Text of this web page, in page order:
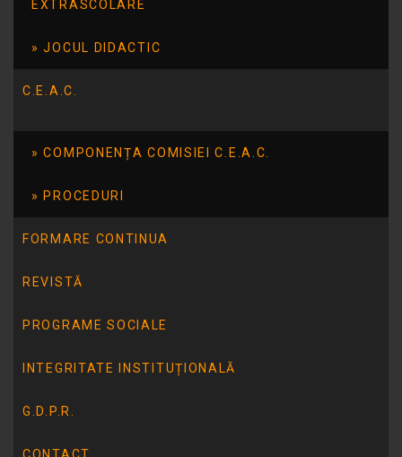
EXTRASCOLARE
JOCUL DIDACTIC
C.E.A.C.
COMPONENȚA COMISIEI C.E.A.C.
PROCEDURI
FORMARE CONTINUA
REVISTĂ
PROGRAME SOCIALE
INTEGRITATE INSTITUȚIONALĂ
G.D.P.R.
Obiectiv general:
şi sociale ale elevilor din Şcoala Gimnazială